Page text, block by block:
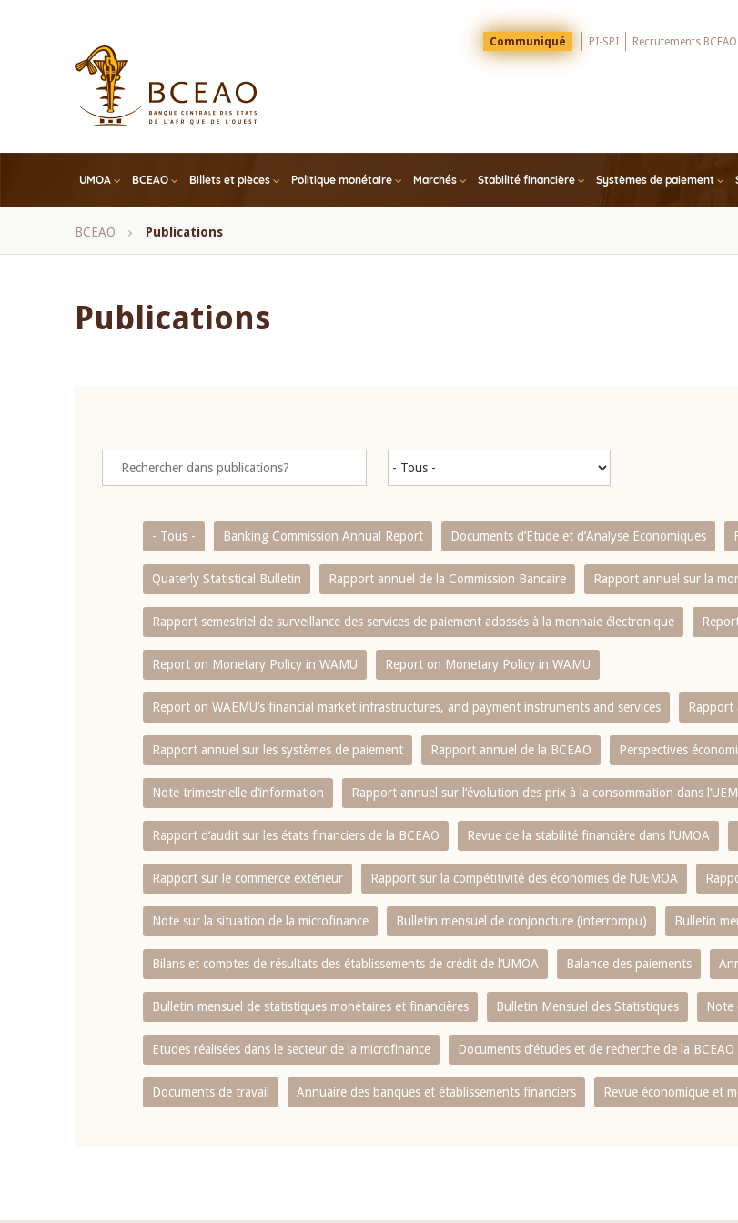
Menu
Top
Communiqué PI-SPI Recrutements BCEAO
UMOA BCEAO Billets et pièces Politique monétaire Marchés Stabilité financière Systèmes de paiement
Fil
BCEAO Publications
Publications
- Tous - Banking Commission Annual Report Documents d’Etude et d’Analyse Economiques
Quaterly Statistical Bulletin Rapport annuel de la Commission Bancaire Rapport annuel sur la
Rapport semestriel de surveillance des services de paiement adossés à la monnaie électronique
Report on Monetary Policy in WAMU Report on Monetary Policy in WAMU
Report on WAEMU’s financial market infrastructures, and payment instruments and services Rapport
Rapport annuel sur les systèmes de paiement Rapport annuel de la BCEAO Perspectives
Note trimestrielle d‘information Rapport annuel sur l‘évolution des prix à la consommation dans
Rapport d‘audit sur les états financiers de la BCEAO Revue de la stabilité financière dans l‘UMOA
Rapport sur le commerce extérieur Rapport sur la compétitivité des économies de l‘UEMOA
Note sur la situation de la microfinance Bulletin mensuel de conjoncture (interrompu) Bulletin
Bilans et comptes de résultats des établissements de crédit de l‘UMOA Balance des paiements
Bulletin mensuel de statistiques monétaires et financières Bulletin Mensuel des Statistiques Note
Etudes réalisées dans le secteur de la microfinance Documents d’études et de recherche de la BCEAO
Documents de travail Annuaire des banques et établissements financiers Revue économique et